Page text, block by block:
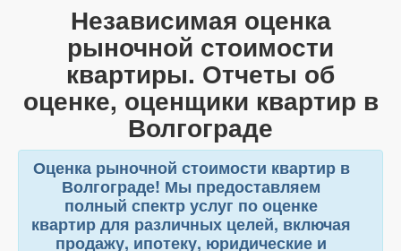
Независимая оценка
рыночной стоимости
квартиры. Отчеты об
оценке, оценщики квартир в
Волгограде
Оценка рыночной стоимости квартир в
Волгограде! Мы предоставляем
полный спектр услуг по оценке
квартир для различных целей, включая
продажу, ипотеку, юридические и